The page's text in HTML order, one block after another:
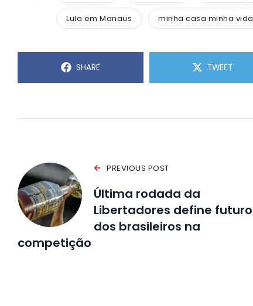
Lula em Manaus minha casa minha vida
SHARE TWEET
PREVIOUS POST
Última rodada da
Libertadores define futuro
dos brasileiros na
competição